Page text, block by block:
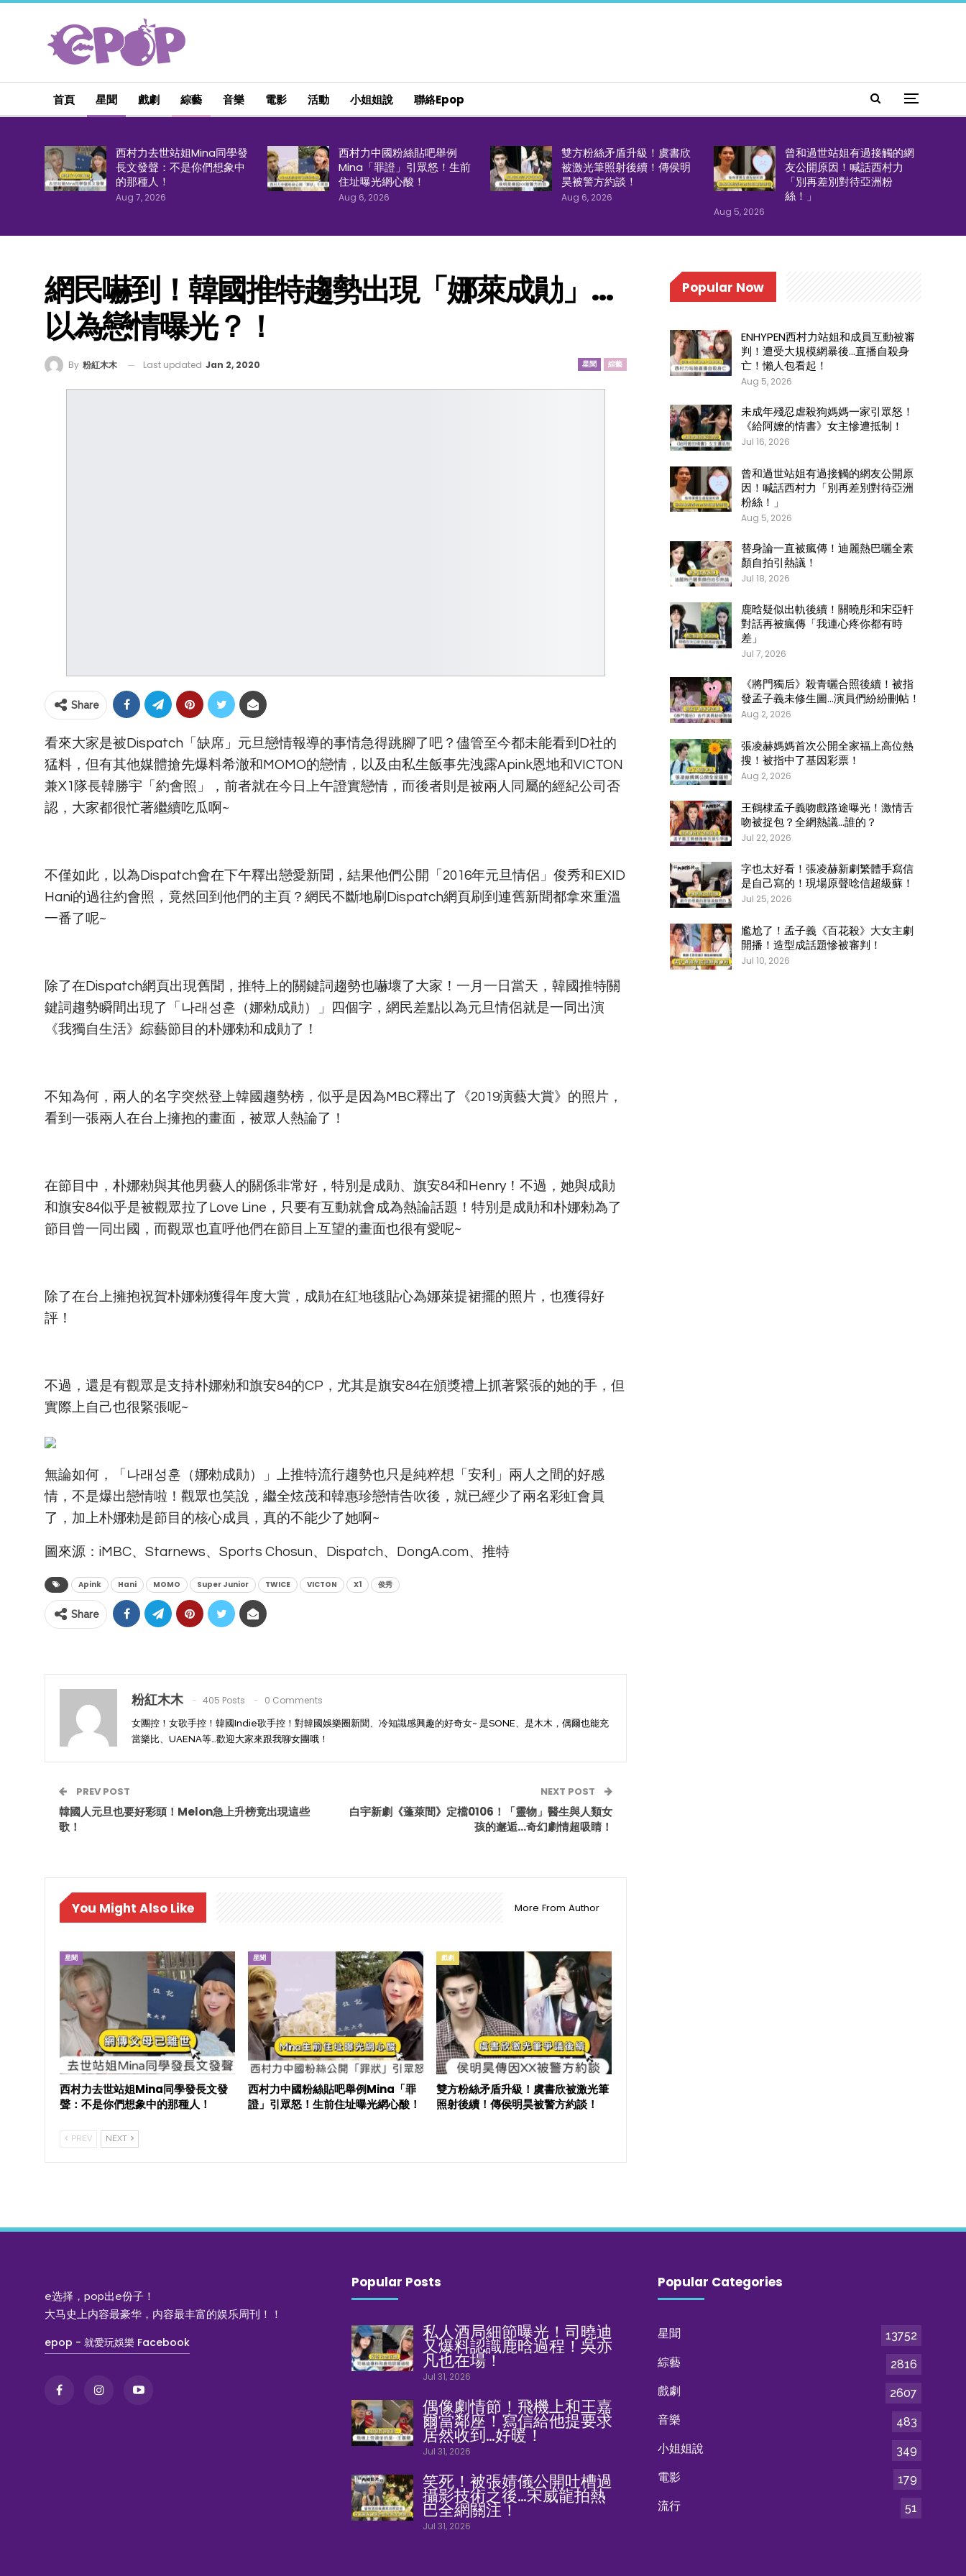
首頁 星聞 戲劇 綜藝 音樂 電影 活動 小姐姐說 聯絡epop
西村力去世站姐Mina同學發
長文發聲：不是你們想象中
的那種人！
Aug 7, 2026
西村力中國粉絲貼吧舉例
Mina「罪證」引眾怒！生前
住址曝光網心酸！
Aug 6, 2026
雙方粉絲矛盾升級！虞書欣
被激光筆照射後續！傳侯明
昊被警方約談！
Aug 6, 2026
曾和過世站姐有過接觸的網
友公開原因！喊話西村力
「別再差別對待亞洲粉
絲！」
Aug 5, 2026
網民嚇到！韓國推特趨勢出現「娜萊成勛」…
以為戀情曝光？！
星聞 綜藝
By 粉紅木木 Last updated Jan 2, 2020
Share
看來大家是被Dispatch「缺席」元旦戀情報導的事情急得跳腳了吧？儘管至今都未能看到D社的
猛料，但有其他媒體搶先爆料希澈和MOMO的戀情，以及由私生飯事先洩露Apink恩地和VICTON
兼X1隊長韓勝宇「約會照」，前者就在今日上午證實戀情，而後者則是被兩人同屬的經紀公司否
認，大家都很忙著繼續吃瓜啊~
不僅如此，以為Dispatch會在下午釋出戀愛新聞，結果他們公開「2016年元旦情侶」俊秀和EXID
Hani的過往約會照，竟然回到他們的主頁？網民不斷地刷Dispatch網頁刷到連舊新聞都拿來重溫
一番了呢~
除了在Dispatch網頁出現舊聞，推特上的關鍵詞趨勢也嚇壞了大家！一月一日當天，韓國推特關
鍵詞趨勢瞬間出現了「나래성훈（娜勑成勛）」四個字，網民差點以為元旦情侶就是一同出演
《我獨自生活》綜藝節目的朴娜勑和成勛了！
不知為何，兩人的名字突然登上韓國趨勢榜，似乎是因為MBC釋出了《2019演藝大賞》的照片，
看到一張兩人在台上擁抱的畫面，被眾人熱論了！
在節目中，朴娜勑與其他男藝人的關係非常好，特別是成勛、旗安84和Henry！不過，她與成勛
和旗安84似乎是被觀眾拉了Love Line，只要有互動就會成為熱論話題！特別是成勛和朴娜勑為了
節目曾一同出國，而觀眾也直呼他們在節目上互望的畫面也很有愛呢~
除了在台上擁抱祝賀朴娜勑獲得年度大賞，成勛在紅地毯貼心為娜萊提裙擺的照片，也獲得好
評！
不過，還是有觀眾是支持朴娜勑和旗安84的CP，尤其是旗安84在頒獎禮上抓著緊張的她的手，但
實際上自己也很緊張呢~
無論如何，「나래성훈（娜勑成勛）」上推特流行趨勢也只是純粹想「安利」兩人之間的好感
情，不是爆出戀情啦！觀眾也笑說，繼全炫茂和韓惠珍戀情告吹後，就已經少了兩名彩虹會員
了，加上朴娜勑是節目的核心成員，真的不能少了她啊~
圖來源：iMBC、Starnews、Sports Chosun、Dispatch、DongA.com、推特
Apink Hani MOMO Super Junior TWICE VICTON X1 俊秀
Share
粉紅木木 405 Posts 0 Comments
女團控！女歌手控！韓國Indie歌手控！對韓國娛樂圈新聞、冷知識感興趣的好奇女~ 是SONE、是木木，偶爾也能充
當樂比、UAENA等…歡迎大家來跟我聊女團哦！
PREV POST
韓國人元旦也要好彩頭！Melon急上升榜竟出現這些
歌！
NEXT POST
白宇新劇《蓬萊間》定檔0106！「靈物」醫生與人類女
孩的邂逅…奇幻劇情超吸睛！
You Might Also Like More From Author
星聞
西村力去世站姐Mina同學發長文發
聲：不是你們想象中的那種人！
星聞
西村力中國粉絲貼吧舉例Mina「罪
證」引眾怒！生前住址曝光網心酸！
戲劇
雙方粉絲矛盾升級！虞書欣被激光筆
照射後續！傳侯明昊被警方約談！
PREV NEXT
Popular Now
ENHYPEN西村力站姐和成員互動被審
判！遭受大規模網暴後…直播自殺身
亡！懶人包看起！
Aug 5, 2026
未成年殘忍虐殺狗媽媽一家引眾怒！
《給阿嬤的情書》女主慘遭抵制！
Jul 16, 2026
曾和過世站姐有過接觸的網友公開原
因！喊話西村力「別再差別對待亞洲
粉絲！」
Aug 5, 2026
替身論一直被瘋傳！迪麗熱巴曬全素
顏自拍引熱議！
Jul 18, 2026
鹿晗疑似出軌後續！關曉彤和宋亞軒
對話再被瘋傳「我連心疼你都有時
差」
Jul 7, 2026
《將門獨后》殺青曬合照後續！被指
發孟子義未修生圖…演員們紛紛刪帖！
Aug 2, 2026
張凌赫媽媽首次公開全家福上高位熱
搜！被指中了基因彩票！
Aug 2, 2026
王鶴棣孟子義吻戲路途曝光！激情舌
吻被捉包？全網熱議…誰的？
Jul 22, 2026
字也太好看！張凌赫新劇繁體手寫信
是自己寫的！現場原聲唸信超級蘇！
Jul 25, 2026
尷尬了！孟子義《百花殺》大女主劇
開播！造型成話題慘被審判！
Jul 10, 2026
e选择，pop出e份子！
大马史上内容最豪华，内容最丰富的娱乐周刊！！
epop - 就愛玩娛樂 Facebook
Popular Posts
私人酒局細節曝光！司曉迪
又爆料認識鹿晗過程！吳亦
凡也在場！
Jul 31, 2026
偶像劇情節！飛機上和王嘉
爾當鄰座！寫信給他提要求
居然收到…好暖！
Jul 31, 2026
笑死！被張婧儀公開吐槽過
攝影技術之後…宋威龍拍熱
巴全網關注！
Jul 31, 2026
Popular Categories
星聞
13752
綜藝
2816
戲劇
2607
音樂
483
小姐姐說
349
電影
179
流行
51